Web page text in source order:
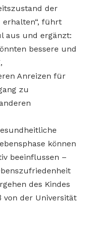
der
führt
aus und ergänzt:
bessere und
Anreizen für
zu
können
beeinflussen –
des Kindes
von der Universität